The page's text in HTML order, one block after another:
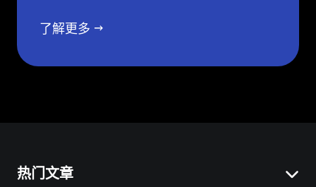
了解更多
热门文章